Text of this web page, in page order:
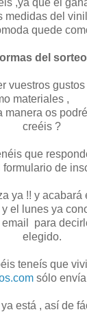
medidas del
quede
del sorteo
vuestros
materiales ,
manera os
creéis ?
que
de
ya !! y acabará
el lunes ya
para
elegido.
teneís que
sólo envía
ya está , así de